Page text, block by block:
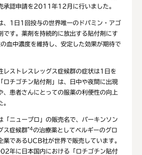
承認申請を2011年12月に行いました。
、1日1回投与の世界唯一のドパミン・アゴ
です。薬剤を持続的に放出する貼付剤にす
血中濃度を維持し、安定した効果が期待で
レストレスレッグス症候群の症状は1日を
ロチゴチン貼付剤」は、日中や夜間に出現
、患者さんにとっての服薬の利便性の向上
「ニュープロ」の販売名で、パーキンソン
ス症候群*4の治療薬としてベルギーのグロ
業であるUCB社が世界で販売しています。
年に日本国内における「ロチゴチン貼付